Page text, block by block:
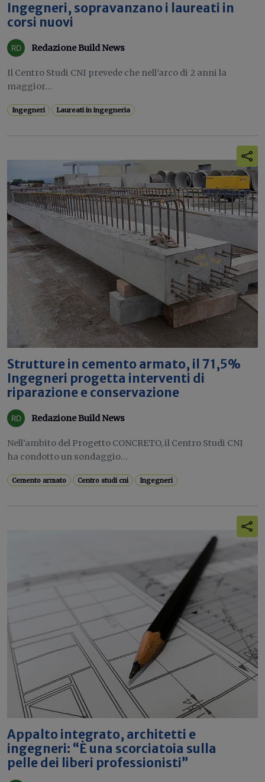
Ingegneri, sopravanzano i laureati in
corsi nuovi
Redazione Build News
Il Centro Studi CNI prevede che nell’arco di 2 anni la
maggior...
Ingegneri Laureati in ingegneria
Strutture in cemento armato, il 71,5%
Ingegneri progetta interventi di
riparazione e conservazione
Redazione Build News
Nell’ambito del Progetto CONCRETO, il Centro Studi CNI
ha condotto un sondaggio...
Cemento armato Centro studi cni Ingegneri
Appalto integrato, architetti e
ingegneri: “È una scorciatoia sulla
pelle dei liberi professionisti”